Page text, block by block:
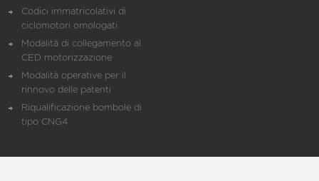
Codici immatricolativi di
ciclomotori omologati
Modalità di collegamento al
CED motorizzazione
Modalità operative per il
rinnovo delle patenti
Riqualificazione bombole di
tipo CNG4